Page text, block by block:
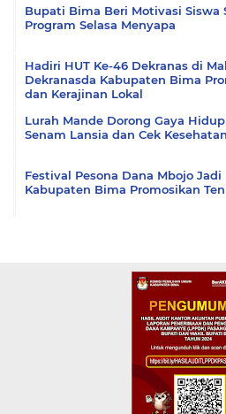
Bupati Bima Beri Motivasi Siswa
Program Selasa Menyapa
Hadiri HUT Ke-46 Dekranas di
Dekranasda Kabupaten Bima
dan Kerajinan Lokal
Lurah Mande Dorong Gaya
Senam Lansia dan Cek
Festival Pesona Dana Mbojo
Kabupaten Bima Promosikan